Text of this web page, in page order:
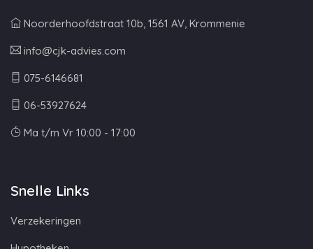
Noorderhoofdstraat 10b, 1561 AV, Krommenie
info@cjk-advies.com
075-6146681
06-53927624
Ma t/m Vr 10:00 - 17:00
Snelle Links
Verzekeringen